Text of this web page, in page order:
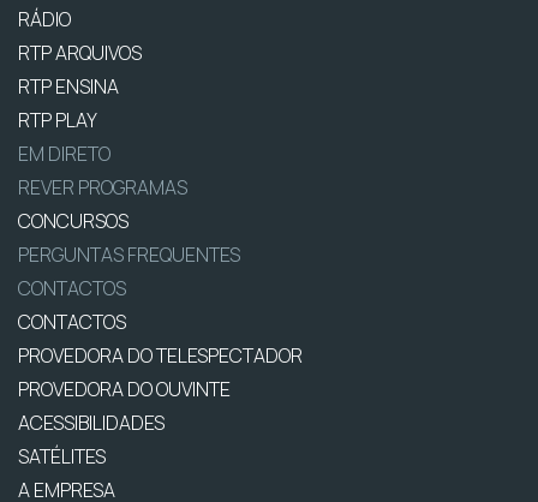
RÁDIO
RTP ARQUIVOS
RTP ENSINA
RTP PLAY
EM DIRETO
REVER PROGRAMAS
CONCURSOS
PERGUNTAS FREQUENTES
CONTACTOS
CONTACTOS
PROVEDORA DO TELESPECTADOR
PROVEDORA DO OUVINTE
ACESSIBILIDADES
SATÉLITES
A EMPRESA